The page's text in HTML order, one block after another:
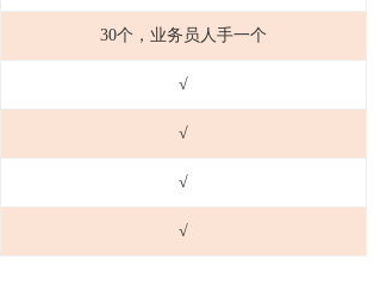
30个，业务员人手一个
√
√
√
√